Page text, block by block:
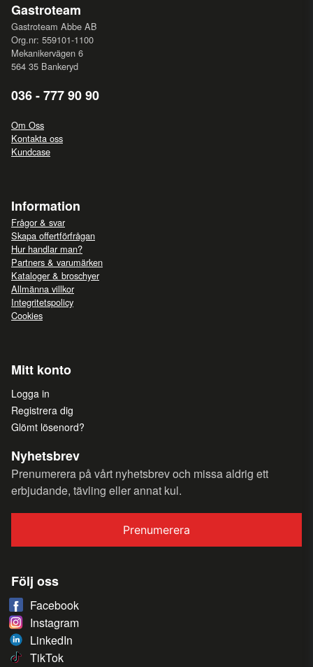
Gastroteam
Gastroteam Abbe AB
Org.nr: 559101-1100
Mekanikervägen 6
564 35 Bankeryd
036 - 777 90 90
Om Oss
Kontakta oss
Kundcase
Information
Frågor & svar
Skapa offertförfrågan
Hur handlar man?
Partners & varumärken
Kataloger & broschyer
Allmänna villkor
Integritetspolicy
Cookies
Mitt konto
Logga in
Registrera dig
Glömt lösenord?
Nyhetsbrev
Prenumerera på vårt nyhetsbrev och missa aldrig ett
erbjudande, tävling eller annat kul.
Prenumerera
Följ oss
Facebook
Instagram
LinkedIn
TikTok